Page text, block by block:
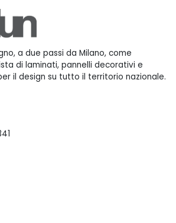
a due passi da Milano, come
di laminati, pannelli decorativi e
il design su tutto il territorio nazionale.